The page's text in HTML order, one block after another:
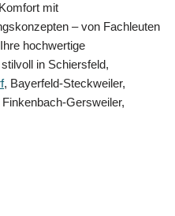
mit
– von Fachleuten
hochwertige
in Schiersfeld,
, Bayerfeld-Steckweiler,
Gersweiler,